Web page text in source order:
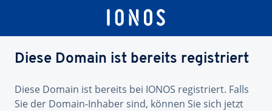
Diese Domain ist bereits registriert
Diese Domain ist bereits bei IONOS registriert. Falls
Sie der Domain-Inhaber sind, können Sie sich jetzt